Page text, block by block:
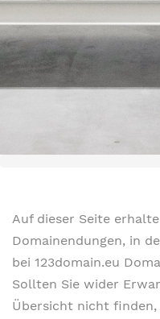
Auf dieser Seite
Domainendungen, in
bei 123domain.eu
Sollten Sie wider
Übersicht nicht